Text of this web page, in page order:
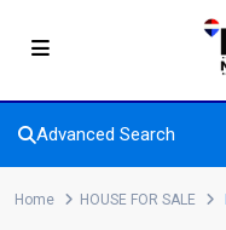
Advanced Search
Home HOUSE FOR SALE